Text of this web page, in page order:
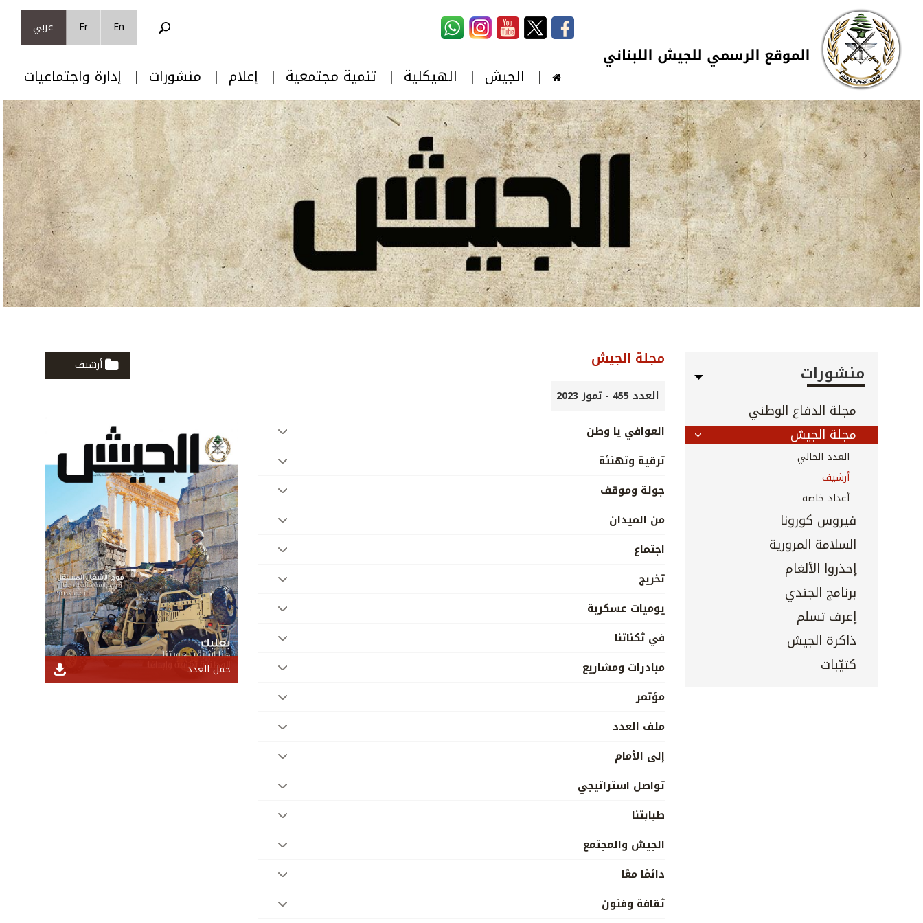
تجاوز إلى المحتوى الرئيسي
Skip to navigation
En
Fr عربي
الجيش الهيكلية تنمية مجتمعية إعلام منشورات إدارة واجتماعيات
منشورات
مجلة الدفاع الوطني
مجلة الجيش
العدد الحالي
أرشيف
أعداد خاصة
فيروس كورونا
السلامة المرورية
إحذروا الألغام
برنامج الجندي
إعرف تسلم
ذاكرة الجيش
كتيّبات
مجلة الجيش
أرشيف
العدد 455 - تموز 2023
العوافي يا وطن
ترقية وتهنئة
جولة وموقف
من الميدان
اجتماع
تخريج
يوميات عسكرية
في ثكناتنا
مبادرات ومشاريع
مؤتمر
ملف العدد
إلى الأمام
تواصل استراتيجي
طبابتنا
الجيش والمجتمع
دائمًا معًا
ثقافة وفنون
حمل العدد